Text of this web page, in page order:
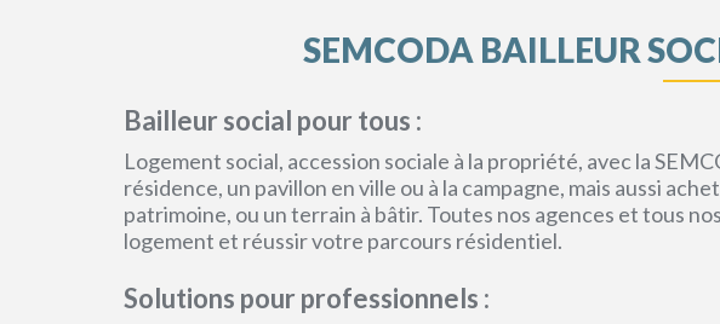
SEMCODA BAILLEUR
Bailleur social pour tous :
Logement social, accession sociale à la propriété, avec la
résidence, un pavillon en ville ou à la campagne, mais aussi
patrimoine, ou un terrain à bâtir. Toutes nos agences et tous
logement et réussir votre parcours résidentiel.
Solutions pour professionnels :